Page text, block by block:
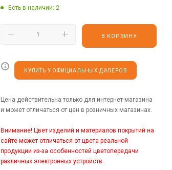
Есть в наличии: 2
В КОРЗИНУ
КУПИТЬ У ОФИЦИАЛЬНЫХ ДИЛЕРОВ
Цена действительна только для интернет-магазина
и может отличаться от цен в розничных магазинах.
Внимание! Цвет изделий и материалов покрытий на
сайте может отличаться от цвета реальной
продукции из-за особенностей цветопередачи
различных электронных устройств.